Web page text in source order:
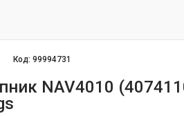
Код:99994731
NAV4010